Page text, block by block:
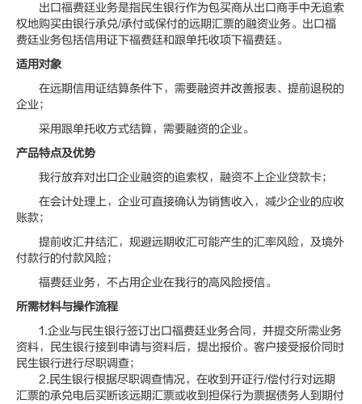
出口福费廷业务是指民生银行作为包买商从出口商手中无追索
权地购买由银行承兑/承付或保付的远期汇票的融资业务。出口福
费廷业务包括信用证下福费廷和跟单托收项下福费廷。
适用对象
在远期信用证结算条件下，需要融资并改善报表、提前退税的
企业；
采用跟单托收方式结算，需要融资的企业。
产品特点及优势
我行放弃对出口企业融资的追索权，融资不上企业贷款卡；
在会计处理上，企业可直接确认为销售收入，减少企业的应收
账款；
提前收汇并结汇，规避远期收汇可能产生的汇率风险，及境外
付款行的付款风险；
福费廷业务，不占用企业在我行的高风险授信。
所需材料与操作流程
1.企业与民生银行签订出口福费廷业务合同，并提交所需业务
资料，民生银行接到申请与资料后，提出报价。客户接受报价同时
民生银行进行尽职调查；
2.民生银行根据尽职调查情况，在收到开证行/偿付行对远期
汇票的承兑电后买断该远期汇票或收到担保行为票据债务人到期付